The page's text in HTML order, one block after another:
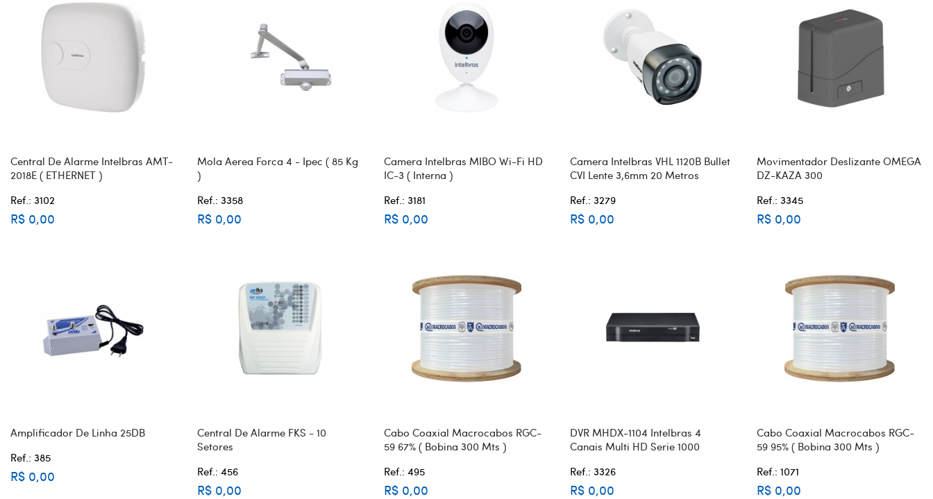
Central De Alarme Intelbras AMT-
2018E ( ETHERNET )
Ref.: 3102
R$ 0,00
Amplificador De Linha 25DB
Ref.: 385
R$ 0,00
Mola Aerea Forca 4 - Ipec ( 85 Kg
)
Ref.: 3358
R$ 0,00
Central De Alarme FKS - 10
Setores
Ref.: 456
R$ 0,00
Camera Intelbras MIBO Wi-Fi HD
IC-3 ( Interna )
Ref.: 3181
R$ 0,00
Cabo Coaxial Macrocabos RGC-
59 67% ( Bobina 300 Mts )
Ref.: 495
R$ 0,00
Camera Intelbras VHL 1120B Bullet
CVI Lente 3,6mm 20 Metros
Ref.: 3279
R$ 0,00
DVR MHDX-1104 Intelbras 4
Canais Multi HD Serie 1000
Ref.: 3326
R$ 0,00
Movimentador Deslizante OMEGA
DZ-KAZA 300
Ref.: 3345
R$ 0,00
Cabo Coaxial Macrocabos RGC-
59 95% ( Bobina 300 Mts )
Ref.: 1071
R$ 0,00